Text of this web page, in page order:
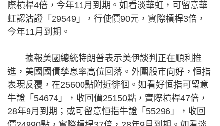
際槓桿4倍，今年11月到期。如看淡華虹，可留意華
虹認沽證「29549」，行使價90元，實際槓桿3倍，
今年11月到期。
據報美國總統特朗普表示美伊談判正在順利推
進，美國國債孳息率高位回落。外圍股市向好，恒指
表現反覆，在25600點附近徘徊。如看好恒指可留意
牛證「54674」，收回價25150點，實際槓桿47倍，
28年9月到期；或可留意恒指牛證「55296」，收回